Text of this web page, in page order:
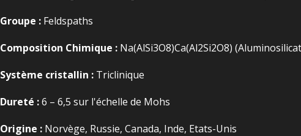
Groupe : Feldspaths
Composition Chimique : Na(AlSi3​O8​)Ca(Al2​Si2​O8​)
Système cristallin : Triclinique
Dureté :6 – 6,5 sur l'échelle de Mohs
Origine : Norvège, Russie, Canada, Inde, Etats-Unis